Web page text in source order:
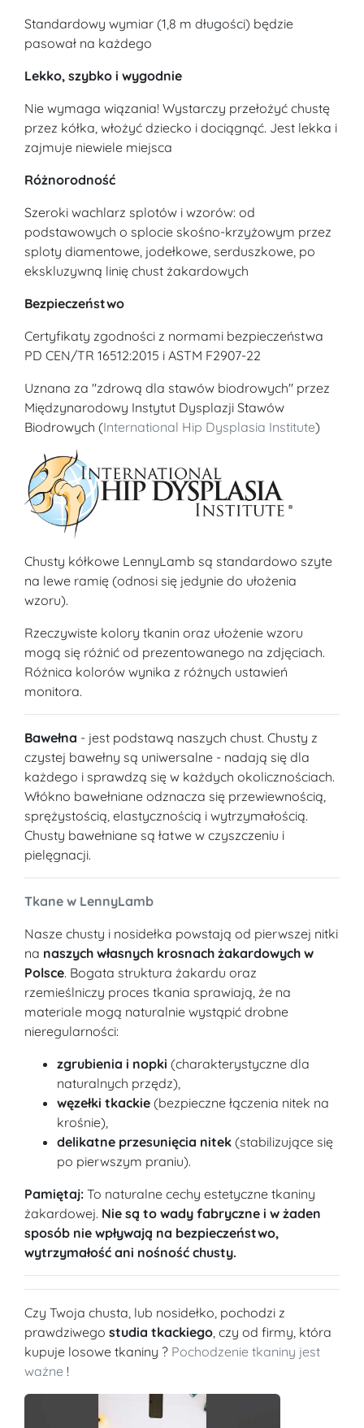
Standardowy wymiar (1,8 m długości) będzie
pasował na każdego
Lekko, szybko i wygodnie
Nie wymaga wiązania! Wystarczy przełożyć chustę
przez kółka, włożyć dziecko i dociągnąć. Jest lekka i
zajmuje niewiele miejsca
Różnorodność
Szeroki wachlarz splotów i wzorów: od
podstawowych o splocie skośno-krzyżowym przez
sploty diamentowe, jodełkowe, serduszkowe, po
ekskluzywną linię chust żakardowych
Bezpieczeństwo
Certyfikaty zgodności z normami bezpieczeństwa
PD CEN/TR 16512:2015 i ASTM F2907-22
Uznana za "zdrową dla stawów biodrowych" przez
Międzynarodowy Instytut Dysplazji Stawów
Biodrowych (International Hip Dysplasia Institute)
Chusty kółkowe LennyLamb są standardowo szyte
na lewe ramię (odnosi się jedynie do ułożenia
wzoru).
Rzeczywiste kolory tkanin oraz ułożenie wzoru
mogą się różnić od prezentowanego na zdjęciach.
Różnica kolorów wynika z różnych ustawień
monitora.
Bawełna - jest podstawą naszych chust. Chusty z
czystej bawełny są uniwersalne - nadają się dla
każdego i sprawdzą się w każdych okolicznościach.
Włókno bawełniane odznacza się przewiewnością,
sprężystością, elastycznością i wytrzymałością.
Chusty bawełniane są łatwe w czyszczeniu i
pielęgnacji.
Tkane w LennyLamb
Nasze chusty i nosidełka powstają od pierwszej nitki
na naszych własnych krosnach żakardowych w
Polsce. Bogata struktura żakardu oraz
rzemieślniczy proces tkania sprawiają, że na
materiale mogą naturalnie wystąpić drobne
nieregularności:
zgrubienia i nopki (charakterystyczne dla
naturalnych przędz),
węzełki tkackie (bezpieczne łączenia nitek na
krośnie),
delikatne przesunięcia nitek (stabilizujące się
po pierwszym praniu).
Pamiętaj: To naturalne cechy estetyczne tkaniny
żakardowej. Nie są to wady fabryczne i w żaden
sposób nie wpływają na bezpieczeństwo,
wytrzymałość ani nośność chusty.
Czy Twoja chusta, lub nosidełko, pochodzi z
prawdziwego studia tkackiego , czy od firmy, która
kupuje losowe tkaniny ? Pochodzenie tkaniny jest
ważne !